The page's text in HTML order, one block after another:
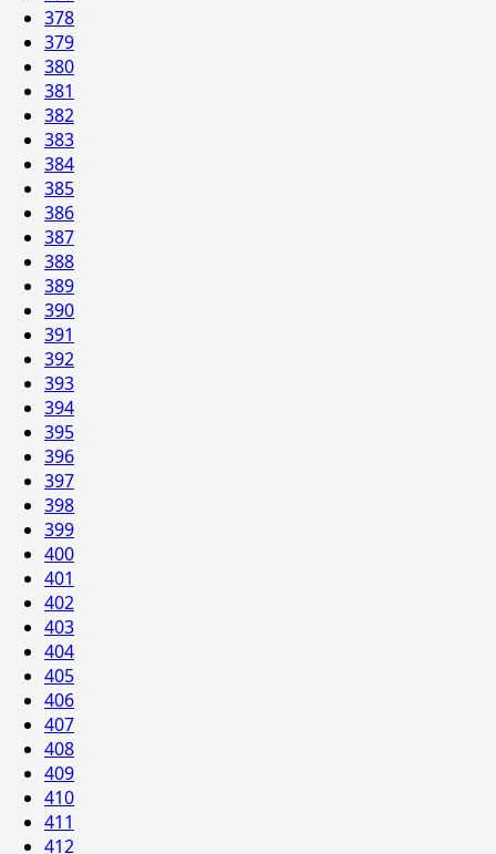
378
379
380
381
382
383
384
385
386
387
388
389
390
391
392
393
394
395
396
397
398
399
400
401
402
403
404
405
406
407
408
409
410
411
412